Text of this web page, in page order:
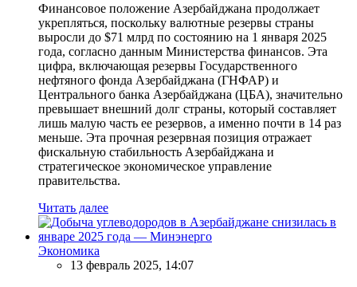
Финансовое положение Азербайджана продолжает
укрепляться, поскольку валютные резервы страны
выросли до $71 млрд по состоянию на 1 января 2025
года, согласно данным Министерства финансов. Эта
цифра, включающая резервы Государственного
нефтяного фонда Азербайджана (ГНФАР) и
Центрального банка Азербайджана (ЦБА), значительно
превышает внешний долг страны, который составляет
лишь малую часть ее резервов, а именно почти в 14 раз
меньше. Эта прочная резервная позиция отражает
фискальную стабильность Азербайджана и
стратегическое экономическое управление
правительства.
Читать далее
Экономика
13 февраль 2025, 14:07